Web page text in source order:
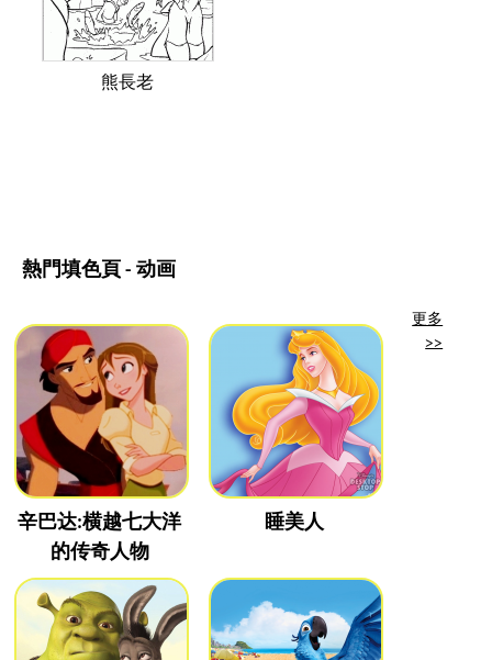
熊長老
熱門填色頁 - 动画
辛巴达:横越七大洋
的传奇人物
睡美人
更多
>>